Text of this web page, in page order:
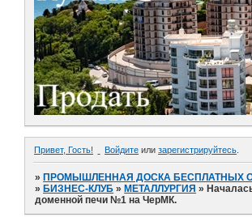
Привет, Гость! Войдите или зарегистрируйтесь
»ПРОМЫШЛЕННАЯ ДОСКА БЕСПЛАТНЫХ
»БИЗНЕС-КЛУБ »МЕТАЛЛУРГИЯ »
доменной печи №1 на ЧерМК.